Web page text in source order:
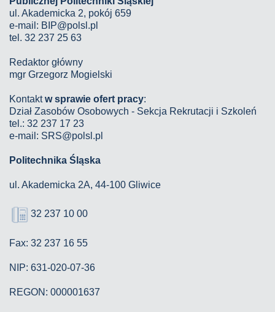
ul. Akademicka 2, pokój 659
e-mail: BIP@polsl.pl
tel. 32 237 25 63
Redaktor główny
mgr Grzegorz Mogielski
Kontaktw sprawie ofert pracy:
Dział Zasobów Osobowych - Sekcja Rekrutacji i Szkoleń
tel.: 32 237 17 23
e-mail: SRS@polsl.pl
Politechnika Śląska
ul. Akademicka 2A, 44-100 Gliwice
32 237 10 00
Fax: 32 237 16 55
NIP: 631-020-07-36
REGON: 000001637